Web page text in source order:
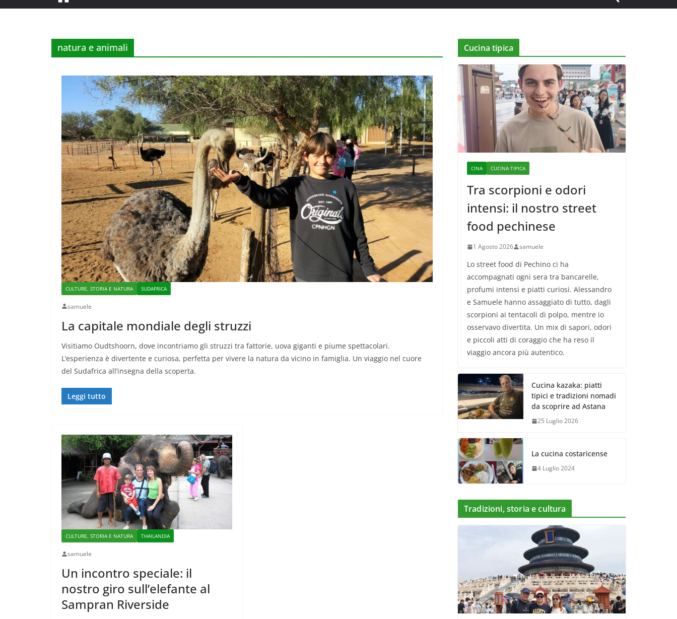
natura e animali
CULTURE, STORIA E NATURA SUDAFRICA
samuele
La capitale mondiale degli struzzi
Visitiamo Oudtshoorn, dove incontriamo gli struzzi tra fattorie, uova giganti e piume spettacolari.
L’esperienza è divertente e curiosa, perfetta per vivere la natura da vicino in famiglia. Un viaggio nel cuore
del Sudafrica all’insegna della scoperta.
Leggi tutto
CULTURE, STORIA E NATURA THAILANDIA
samuele
Un incontro speciale: il
nostro giro sull’elefante al
Sampran Riverside
Cucina tipica
CINA CUCINA TIPICA
Tra scorpioni e odori
intensi: il nostro street
food pechinese
1 Agosto 2026 samuele
Lo street food di Pechino ci ha
accompagnati ogni sera tra bancarelle,
profumi intensi e piatti curiosi. Alessandro
e Samuele hanno assaggiato di tutto, dagli
scorpioni ai tentacoli di polpo, mentre io
osservavo divertita. Un mix di sapori, odori
e piccoli atti di coraggio che ha reso il
viaggio ancora più autentico.
Cucina kazaka: piatti
tipici e tradizioni nomadi
da scoprire ad Astana
25 Luglio 2026
La cucina costaricense
4 Luglio 2024
Tradizioni, storia e cultura